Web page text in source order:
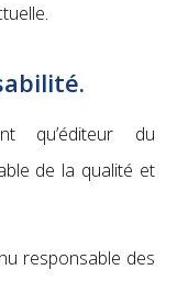
du
de la qualité et
responsable des